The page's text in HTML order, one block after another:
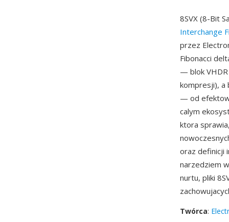
8SVX (8-Bit
Interchange
przez
Fibonacci
— blok
kompresji), a
— od
calym
ktora
oraz definicji
narzedziem
nurtu, pliki
Twórca: